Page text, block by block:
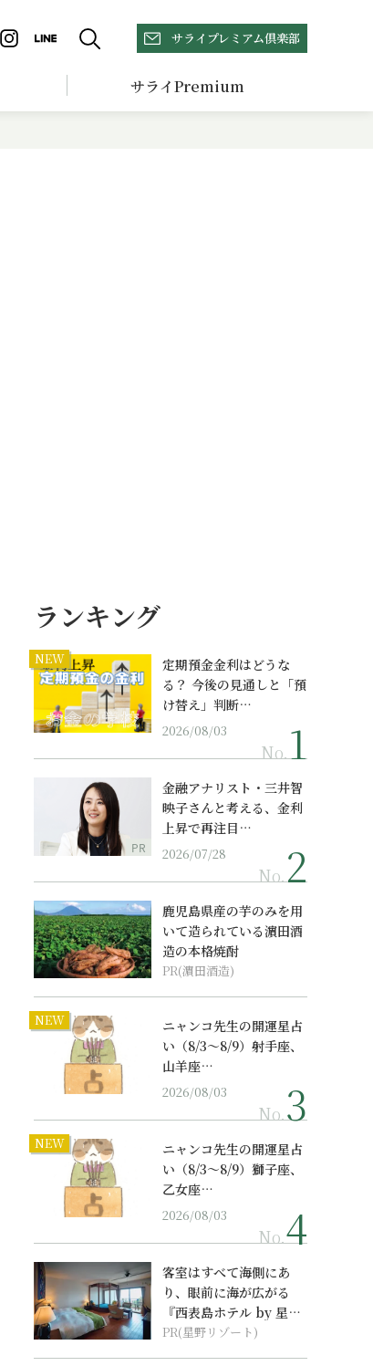
サライプレミアム倶楽部
サライPremium
ランキング
NEW
定期預金金利はどうな
る？ 今後の見通しと「預
け替え」判断…
2026/08/03
No.
PR
金融アナリスト・三井智
映子さんと考える、金利
上昇で再注目…
2026/07/28
No.
鹿児島県産の芋のみを用
いて造られている濵田酒
造の本格焼酎
PR(濵田酒造)
NEW
ニャンコ先生の開運星占
い（8/3～8/9）射手座、
山羊座…
2026/08/03
No.
NEW
ニャンコ先生の開運星占
い（8/3～8/9）獅子座、
乙女座…
2026/08/03
No.
客室はすべて海側にあ
り、眼前に海が広がる
『西表島ホテル by 星野
リゾート』
PR(星野リゾート)